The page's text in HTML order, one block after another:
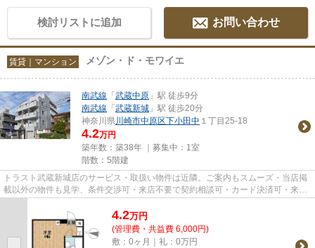
検討リストに追加 お問い合わせ
賃貸｜マンション メゾン・ド・モワイエ
南武線 「武蔵中原 」駅 徒歩9分
南武線 「武蔵新城 」駅 徒歩20分
神奈川県川崎市中原区下小田中 １丁目25-18
4.2万円
築年数：築38年 ｜募集中： 1室
階数：5階建
トラスト武蔵新城店のサービス・取扱い物件は近隣。ご案内もスムーズ・当店掲
載以外の物件も見学、条件交渉可・来店不要で契約相談可・カード決済可・来店
時無料駐車場有（要電話予約...
4.2万円
(管理費・共益費 6,000円)
敷：0ヶ月｜礼：0万円